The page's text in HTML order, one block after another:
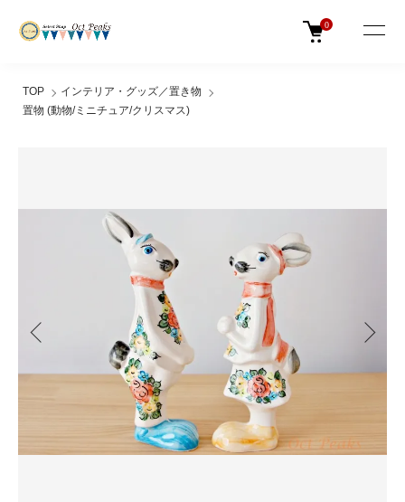
0
TOP
インテリア・グッズ／置き物
置物 (動物/ミニチュア/クリスマス)